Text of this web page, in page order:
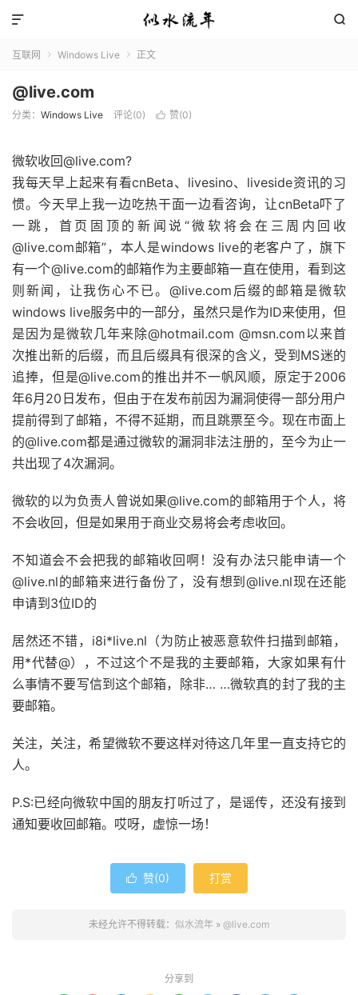


互联网  Windows Live  正文
@live.com
分类： Windows Live 评论(0)  赞(0)
微软收回@live.com?
我每天早上起来有看cnBeta、livesino、liveside资讯的习
惯。今天早上我一边吃热干面一边看咨询，让cnBeta吓了
一跳，首页固顶的新闻说“微软将会在三周内回收
@live.com邮箱”，本人是windows live的老客户了，旗下
有一个@live.com的邮箱作为主要邮箱一直在使用，看到这
则新闻，让我伤心不已。@live.com后缀的邮箱是微软
windows live服务中的一部分，虽然只是作为ID来使用，但
是因为是微软几年来除@hotmail.com @msn.com以来首
次推出新的后缀，而且后缀具有很深的含义，受到MS迷的
追捧，但是@live.com的推出并不一帆风顺，原定于2006
年6月20日发布，但由于在发布前因为漏洞使得一部分用户
提前得到了邮箱，不得不延期，而且跳票至今。现在市面上
的@live.com都是通过微软的漏洞非法注册的，至今为止一
共出现了4次漏洞。
微软的以为负责人曾说如果@live.com的邮箱用于个人，将
不会收回，但是如果用于商业交易将会考虑收回。
不知道会不会把我的邮箱收回啊！没有办法只能申请一个
@live.nl的邮箱来进行备份了，没有想到@live.nl现在还能
申请到3位ID的
居然还不错，i8i*live.nl（为防止被恶意软件扫描到邮箱，
用*代替@），不过这个不是我的主要邮箱，大家如果有什
么事情不要写信到这个邮箱，除非… …微软真的封了我的主
要邮箱。
关注，关注，希望微软不要这样对待这几年里一直支持它的
人。
P.S:已经向微软中国的朋友打听过了，是谣传，还没有接到
通知要收回邮箱。哎呀，虚惊一场！
 赞(0) 打赏
未经允许不得转载： 似水流年 » @live.com
分享到